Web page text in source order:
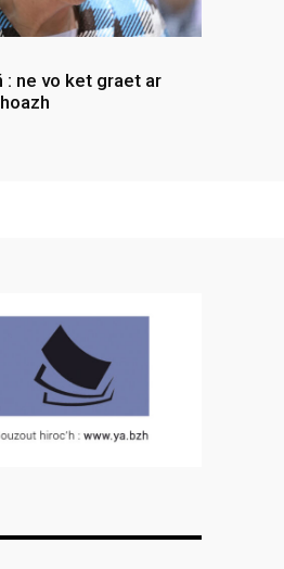
: ne vo ket graet ar